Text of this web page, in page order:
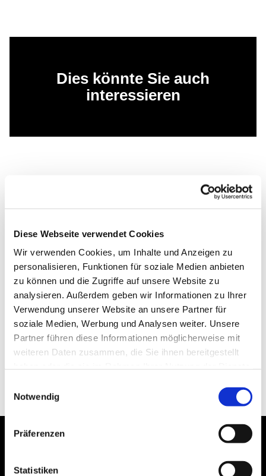
Diese Webseite verwendet Cookies
Wir verwenden Cookies, um Inhalte und Anzeigen zu
personalisieren, Funktionen für soziale Medien anbieten
zu können und die Zugriffe auf unsere Website zu
analysieren. Außerdem geben wir Informationen zu Ihrer
Verwendung unserer Website an unsere Partner für
soziale Medien, Werbung und Analysen weiter. Unsere
Partner führen diese Informationen möglicherweise mit
weiteren Daten zusammen, die Sie ihnen bereitgestellt
Notwendig
Präferenzen
Statistiken
Dies könnte Sie auch
interessieren